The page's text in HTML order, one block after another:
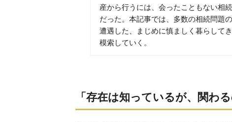
産から行うには、会ったこともない相
だった。本記事では、多数の相続問題
遭遇した、まじめに慎ましく暮らして
模索していく。
「存在は知っているが、関わ